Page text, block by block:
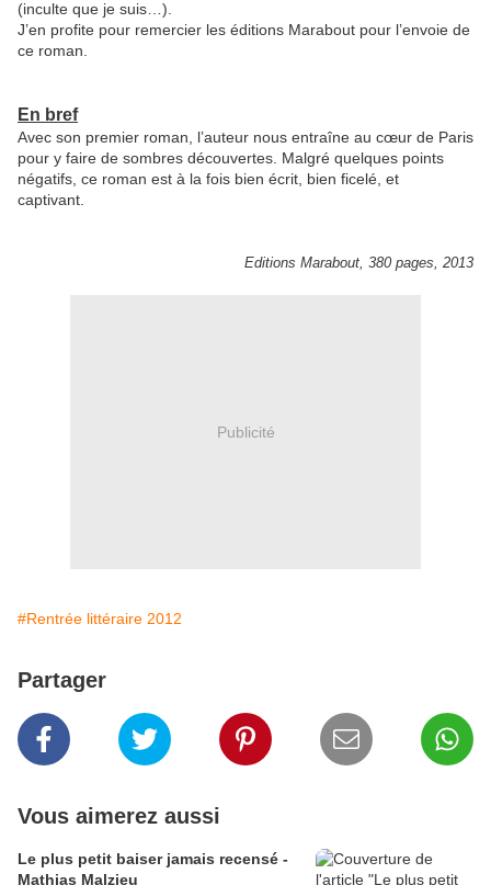
(inculte que je suis…).
J’en profite pour remercier les éditions Marabout pour l’envoie de
ce roman.
En bref
Avec son premier roman, l’auteur nous entraîne au cœur de Paris
pour y faire de sombres découvertes. Malgré quelques points
négatifs, ce roman est à la fois bien écrit, bien ficelé, et
captivant.
Editions Marabout, 380 pages, 2013
Publicité
#Rentrée littéraire 2012
Partager
Vous aimerez aussi
Le plus petit baiser jamais recensé -
Mathias Malzieu